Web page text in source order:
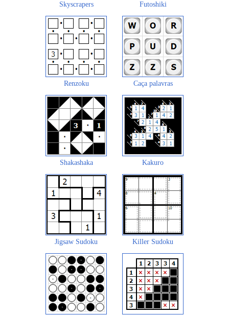
Skyscrapers Futoshiki
Renzoku Caça palavras
Shakashaka Kakuro
Jigsaw Sudoku Killer Sudoku